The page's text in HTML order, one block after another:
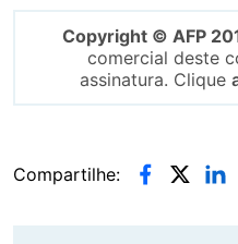
Copyright © AFP
comercial deste
assinatura. Clique
Compartilhe: